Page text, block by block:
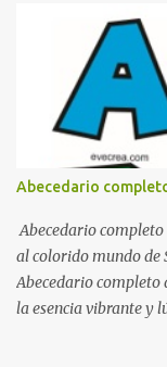
decorativo que hace
moderna y
una colección de
elegante, fácil de
diseño busca
cualquier institución
organizada y
escolares? En una
personas. Para
encontrar la
resultar c...
Abecedario
Abecedario
al colorido mundo de
Abecedario completo
la esencia vibrante y